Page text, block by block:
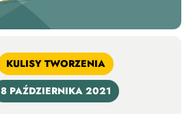
KULISY TWORZENIA
8 PAŹDZIERNIKA 2021